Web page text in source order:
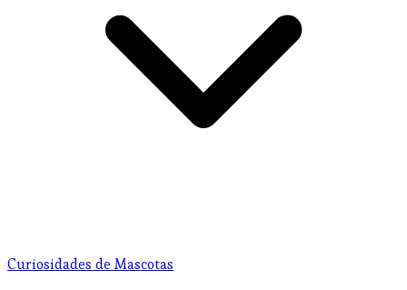
Curiosidades de Mascotas